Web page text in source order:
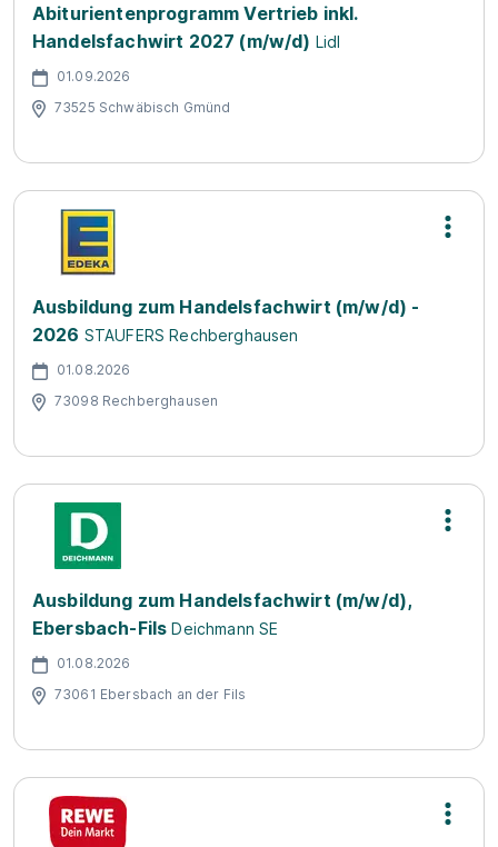
Abiturientenprogramm Vertrieb inkl.
Handelsfachwirt 2027 (m/w/d) Lidl
01.09.2026
73525 Schwäbisch Gmünd
Ausbildung zum Handelsfachwirt (m/w/d) -
2026 STAUFERS Rechberghausen
01.08.2026
73098 Rechberghausen
Ausbildung zum Handelsfachwirt (m/w/d),
Ebersbach-Fils Deichmann SE
01.08.2026
73061 Ebersbach an der Fils